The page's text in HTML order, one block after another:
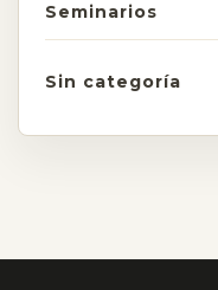
Seminarios
Sin categoría